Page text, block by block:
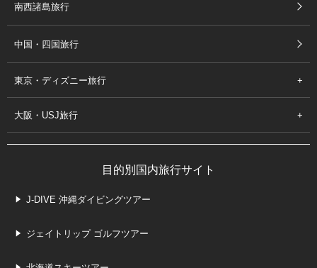
南西諸島旅行
中国・四国旅行
東京・ディズニー旅行
大阪・USJ旅行
目的別国内旅行サイト
J-DIVE 沖縄ダイビングツアー
ジェイトリップ ゴルフツアー